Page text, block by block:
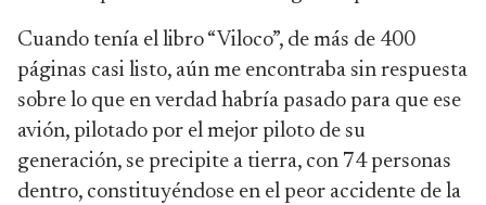
Cuando tenía el libro “Viloco”, de más de 400
páginas casi listo, aún me encontraba sin respuesta
sobre lo que en verdad habría pasado para que ese
avión, pilotado por el mejor piloto de su
generación, se precipite a tierra, con 74 personas
dentro, constituyéndose en el peor accidente de la